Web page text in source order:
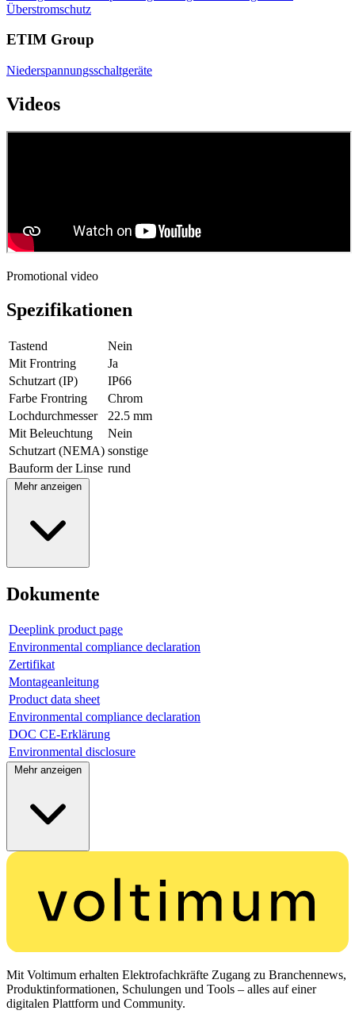
Überstromschutz
ETIM Group
Niederspannungsschaltgeräte
Videos
Promotional video
Spezifikationen
Tastend
Nein
Mit Frontring
Ja
Schutzart (IP)
IP66
Farbe Frontring
Chrom
Lochdurchmesser
22.5 mm
Mit Beleuchtung
Nein
Schutzart (NEMA) sonstige
Bauform der Linse rund
Mehr anzeigen
Dokumente
Deeplink product page
Environmental compliance declaration
Zertifikat
Montageanleitung
Product data sheet
Environmental compliance declaration
DOC CE-Erklärung
Environmental disclosure
Mehr anzeigen
Mit Voltimum erhalten Elektrofachkräfte Zugang zu Branchennews,
Produktinformationen, Schulungen und Tools – alles auf einer
digitalen Plattform und Community.